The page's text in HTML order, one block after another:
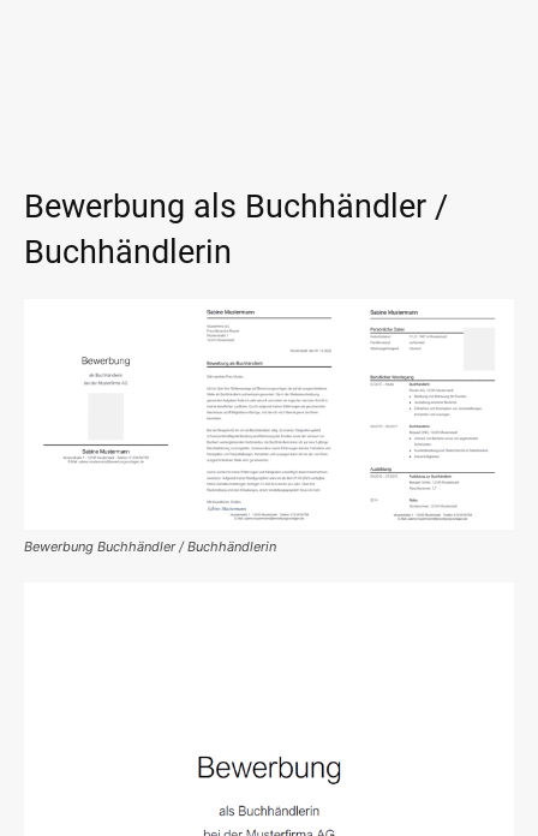
Bewerbung als Buchhändler /
Buchhändlerin
Bewerbung Buchhändler / Buchhändlerin